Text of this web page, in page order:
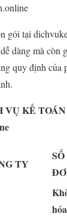
gói tại
dàng mà còn
quy định của
VỤ KẾ
TY